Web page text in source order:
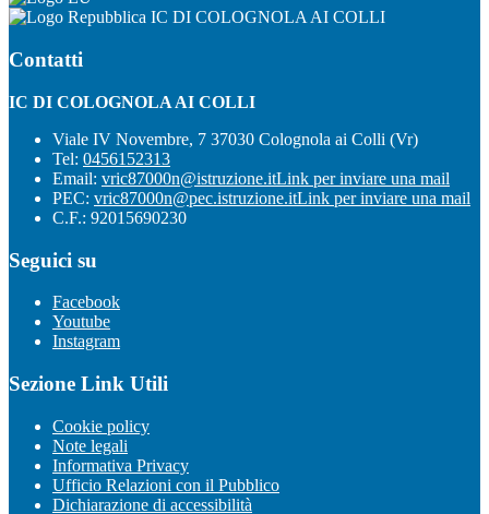
IC DI COLOGNOLA AI COLLI
Contatti
IC DI COLOGNOLA AI COLLI
Viale IV Novembre, 7 37030 Colognola ai Colli (Vr)
Tel: 0456152313
Email: vric87000n@istruzione.itLink per inviare una mail
PEC: vric87000n@pec.istruzione.itLink per inviare una mail
C.F.: 92015690230
Seguici su
Facebook
Youtube
Instagram
Sezione Link Utili
Cookie policy
Note legali
Informativa Privacy
Ufficio Relazioni con il Pubblico
Dichiarazione di accessibilità